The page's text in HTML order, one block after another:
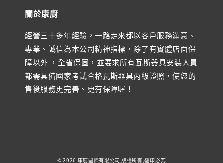
關於康廚
經營三十多年經驗，一路走來都以客戶服務滿意、
專業、誠信為本公司精神指標，除了有實體店面保
障以外 ，全省保固，並要求所有瓦斯器具安裝人員
都需具備國家考試合格瓦斯器具丙級證照，使您的
售後服務更完善、更有保障喔！
© 2026 康廚國際有限公司 版權所有,翻印必究